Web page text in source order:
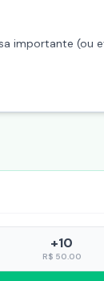
importante (ou
+10
R$ 50.00